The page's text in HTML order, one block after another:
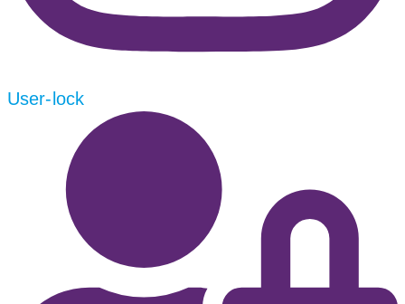
User-lock